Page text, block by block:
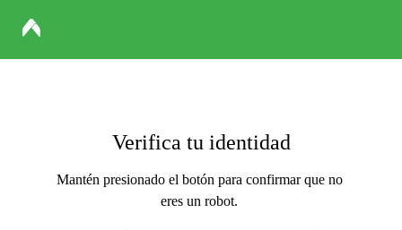
Verifica tu identidad
Mantén presionado el botón para confirmar que no
eres un robot.